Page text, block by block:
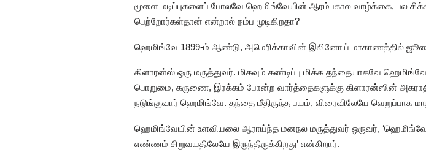
மூளை மடிப்புகளைப் போலவே ஹெமிங்வேயின் ஆரம்பகால வாழ்க்கை, பல
பெற்றோர்கள்தான் என்றால் நம்ப முடிகிறதா?
ஹெமிங்வே 1899-ம் ஆண்டு, அமெரிக்காவின் இலினோய் மாகாணத்தில்
கிளாரன்ஸ் ஒரு மருத்துவர். மிகவும் கண்டிப்பு மிக்க தந்தையாகவே
பொறுமை, கருணை, இரக்கம் போன்ற வார்த்தைகளுக்கு கிளாரன்ஸின்
நடுங்குவார் ஹெமிங்வே. தந்தை மீதிருந்த பயம், விரைவிலேயே வெறுப்பாக
ஹெமிங்வேயின் உளவியலை ஆராய்ந்த மனநல மருத்துவர் ஒருவர்,
எண்ணம் சிறுவயதிலேயே இருந்திருக்கிறது’ என்கிறார்.